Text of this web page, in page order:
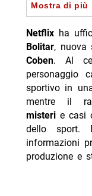
- produzione e
creativo
- data di uscita
- i romanzi di
-- Scopri di più
--
- Marco Bocci
Chiatti
- Cecilia
Mostra di più
Netflixha
Bolitar, nuova
Coben. Al
personaggio
sportivo in
mentre il
misterie casi
dello sport.
informazioni
produzione e